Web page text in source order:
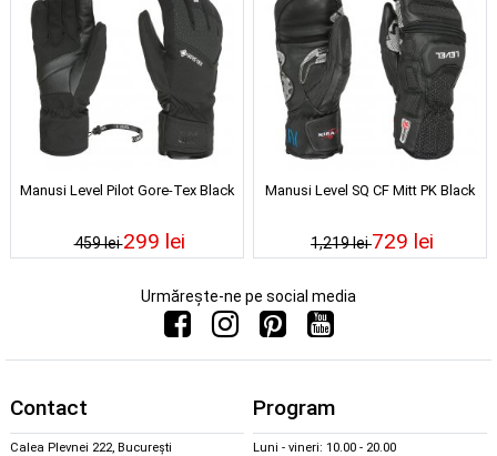
Manusi Level Pilot Gore-Tex Black
459 lei299 lei
Manusi Level SQ CF Mitt PK Black
1,219 lei729 lei
Urmărește-ne pe social media
Contact
Calea Plevnei 222, București
Program
Luni - vineri: 10.00 - 20.00